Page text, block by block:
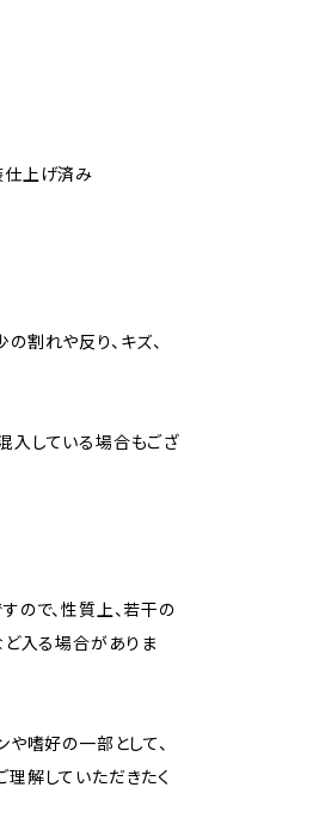
仕上げ済み
割れや反り、キズ、
入している場合もござ
ので、性質上、若干の
ど入る場合がありま
や嗜好の一部として、
解していただきたく